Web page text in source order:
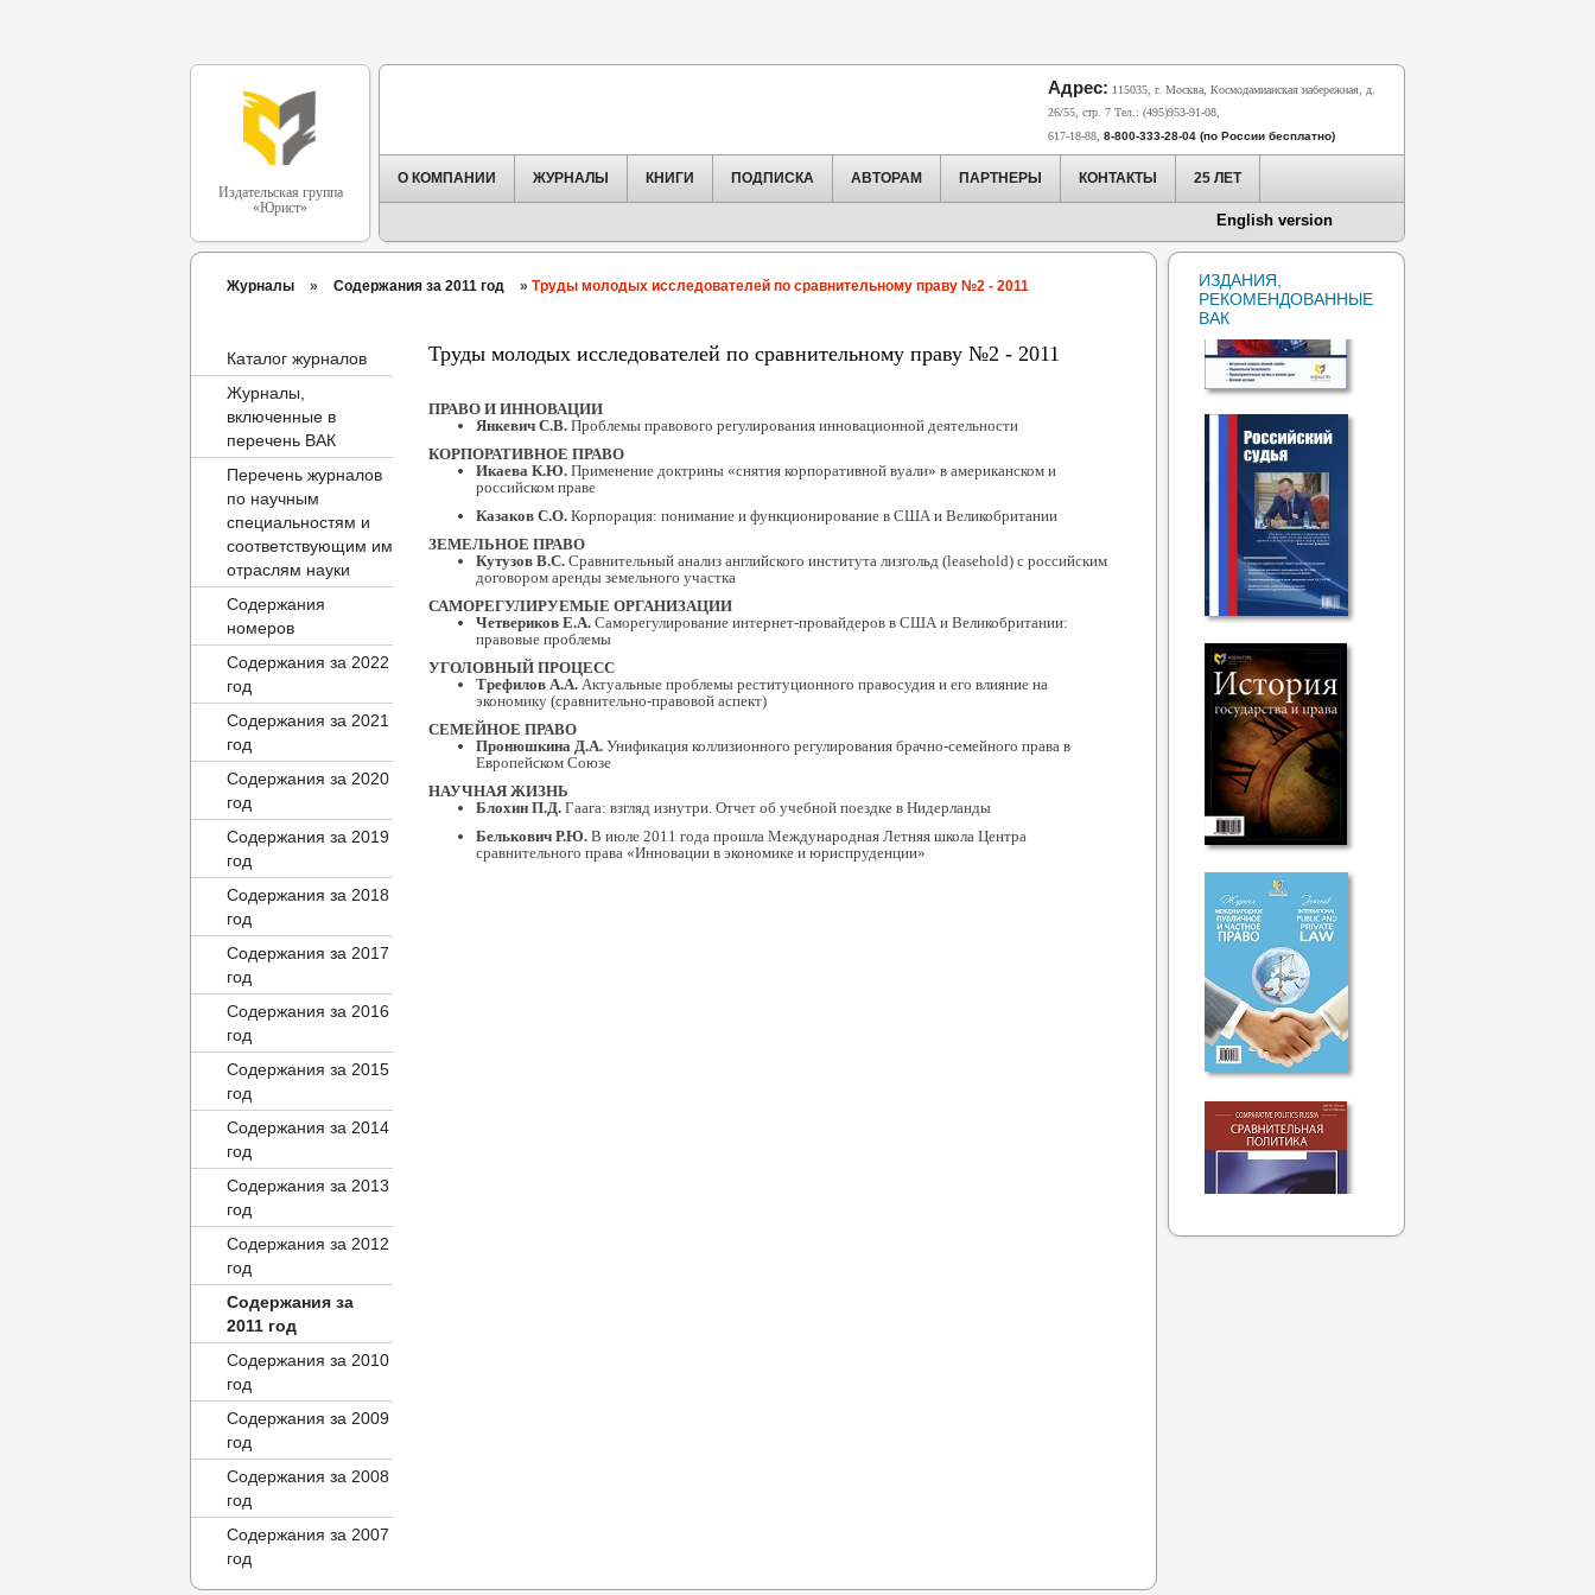
Издательская группа
«Юрист»
Адрес: 115035, г. Москва, Космодамианская набережная, д.
26/55, стр. 7 Тел.: (495)953-91-08,
617-18-88, 8-800-333-28-04 (по России бесплатно)
О КОМПАНИИ ЖУРНАЛЫ КНИГИ ПОДПИСКА АВТОРАМ ПАРТНЕРЫ КОНТАКТЫ 25 ЛЕТ
English version
Журналы » Содержания за 2011 год » Труды молодых исследователей по сравнительному праву №2 - 2011
Каталог журналов
Журналы,
включенные в
перечень ВАК
Перечень журналов
по научным
специальностям и
соответствующим им
отраслям науки
Содержания
номеров
Содержания за 2022
год
Содержания за 2021
год
Содержания за 2020
год
Содержания за 2019
год
Содержания за 2018
год
Содержания за 2017
год
Содержания за 2016
год
Содержания за 2015
год
Содержания за 2014
год
Содержания за 2013
год
Содержания за 2012
год
Содержания за
2011 год
Содержания за 2010
год
Содержания за 2009
год
Содержания за 2008
год
Содержания за 2007
год
Труды молодых исследователей по сравнительному праву №2 - 2011
ПРАВО И ИННОВАЦИИ
Янкевич С.В. Проблемы правового регулирования инновационной деятельности
КОРПОРАТИВНОЕ ПРАВО
Икаева К.Ю. Применение доктрины «снятия корпоративной вуали» в американском и
российском праве
Казаков С.О. Корпорация: понимание и функционирование в США и Великобритании
ЗЕМЕЛЬНОЕ ПРАВО
Кутузов В.С. Сравнительный анализ английского института лизгольд (leasehold) с российским
договором аренды земельного участка
САМОРЕГУЛИРУЕМЫЕ ОРГАНИЗАЦИИ
Четвериков Е.А. Саморегулирование интернет-провайдеров в США и Великобритании:
правовые проблемы
УГОЛОВНЫЙ ПРОЦЕСС
Трефилов А.А. Актуальные проблемы реституционного правосудия и его влияние на
экономику (сравнительно-правовой аспект)
СЕМЕЙНОЕ ПРАВО
Пронюшкина Д.А. Унификация коллизионного регулирования брачно-семейного права в
Европейском Союзе
НАУЧНАЯ ЖИЗНЬ
Блохин П.Д. Гаага: взгляд изнутри. Отчет об учебной поездке в Нидерланды
Белькович Р.Ю. В июле 2011 года прошла Международная Летняя школа Центра
сравнительного права «Инновации в экономике и юриспруденции»
ИЗДАНИЯ,
РЕКОМЕНДОВАННЫЕ
ВАК